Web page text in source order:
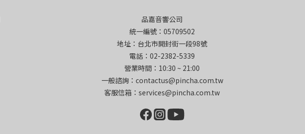
品嘉音響公司
統一編號：05709502
地址：台北市開封街一段98號
電話：02-2382-5339
營業時間：10:30 ~ 21:00
一般諮詢：contactus@pincha.com.tw
客服信箱：services@pincha.com.tw